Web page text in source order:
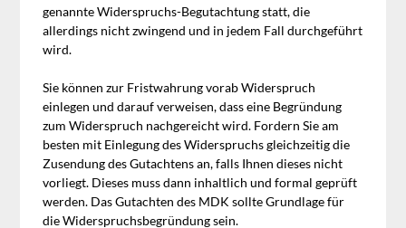
genannte Widerspruchs-Begutachtung statt, die
allerdings nicht zwingend und in jedem Fall durchgeführt
wird.
Sie können zur Fristwahrung vorab Widerspruch
einlegen und darauf verweisen, dass eine Begründung
zum Widerspruch nachgereicht wird. Fordern Sie am
besten mit Einlegung des Widerspruchs gleichzeitig die
Zusendung des Gutachtens an, falls Ihnen dieses nicht
vorliegt. Dieses muss dann inhaltlich und formal geprüft
werden. Das Gutachten des MDK sollte Grundlage für
die Widerspruchsbegründung sein.